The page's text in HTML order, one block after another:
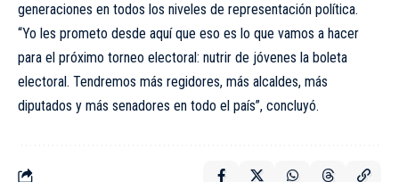
generaciones en todos los niveles de representación política.
“Yo les prometo desde aquí que eso es lo que vamos a hacer
para el próximo torneo electoral: nutrir de jóvenes la boleta
electoral. Tendremos más regidores, más alcaldes, más
diputados y más senadores en todo el país”, concluyó.